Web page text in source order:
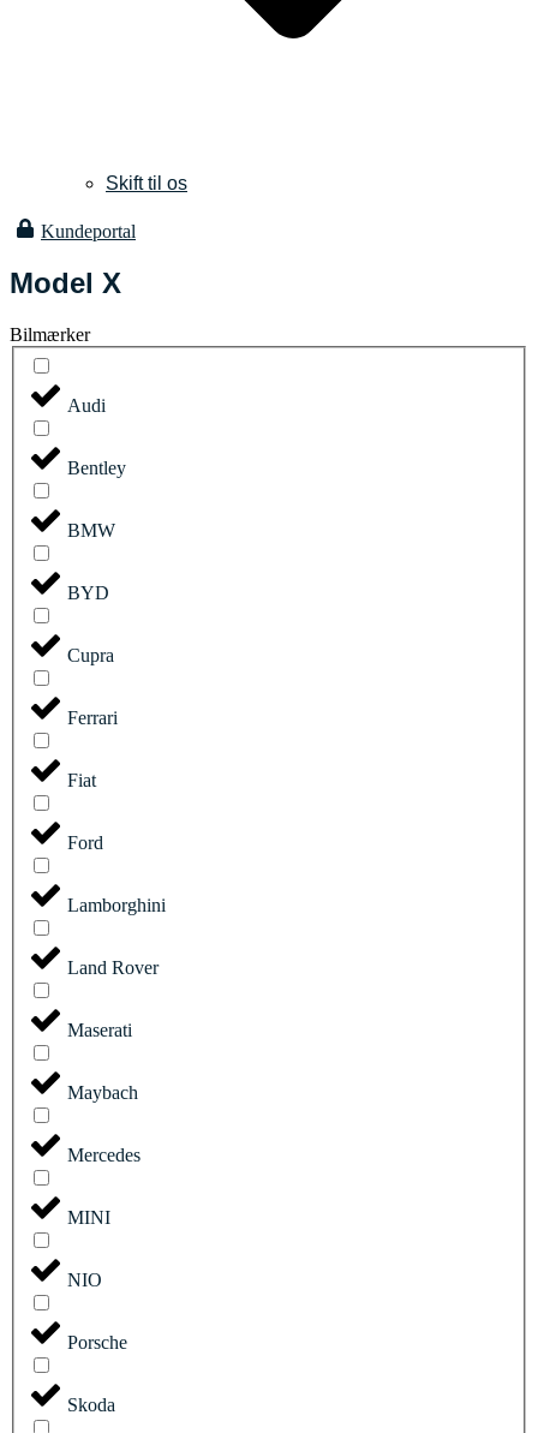
Skift til os
Kundeportal
Model X
Bilmærker
Audi
Bentley
BMW
BYD
Cupra
Ferrari
Fiat
Ford
Lamborghini
Land Rover
Maserati
Maybach
Mercedes
MINI
NIO
Porsche
Skoda